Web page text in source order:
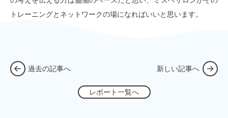
トレーニングとネットワークの場になればいいと思います。
過去の記事へ
レポート一覧へ
新しい記事へ